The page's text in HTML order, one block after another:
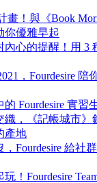
畫！與《Book
你優雅早起
內心的提醒！用 3
，Fourdesire 陪
Fourdesire 實習
，《記帳城市》
產地
Fourdesire 給社
！Fourdesire